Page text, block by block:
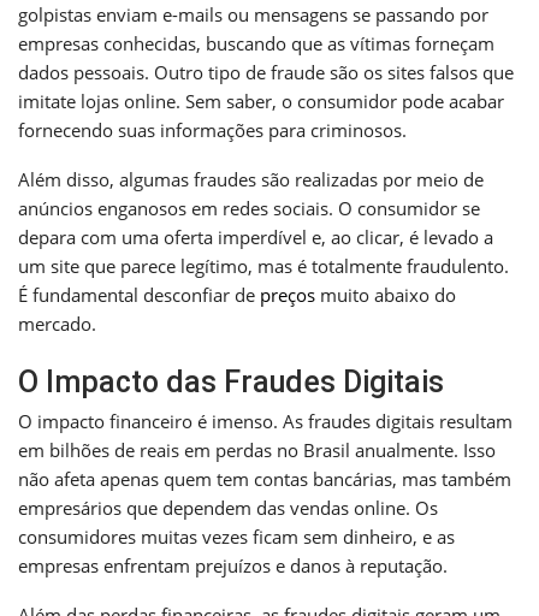
golpistas enviam e-mails ou mensagens se passando por
empresas conhecidas, buscando que as vítimas forneçam
dados pessoais. Outro tipo de fraude são os sites falsos que
imitate lojas online. Sem saber, o consumidor pode acabar
fornecendo suas informações para criminosos.
Além disso, algumas fraudes são realizadas por meio de
anúncios enganosos em redes sociais. O consumidor se
depara com uma oferta imperdível e, ao clicar, é levado a
um site que parece legítimo, mas é totalmente fraudulento.
É fundamental desconfiar de preços muito abaixo do
mercado.
O Impacto das Fraudes Digitais
O impacto financeiro é imenso. As fraudes digitais resultam
em bilhões de reais em perdas no Brasil anualmente. Isso
não afeta apenas quem tem contas bancárias, mas também
empresários que dependem das vendas online. Os
consumidores muitas vezes ficam sem dinheiro, e as
empresas enfrentam prejuízos e danos à reputação.